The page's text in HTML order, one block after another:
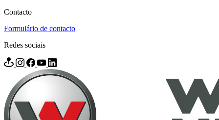
Contacto
Formulário de contacto
Redes sociais